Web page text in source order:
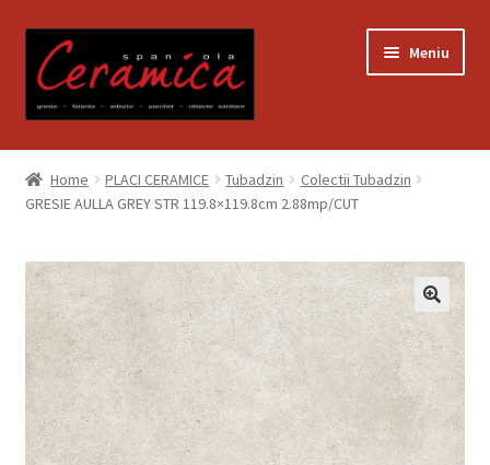
la
navigare
la
conținut
Meniu
Prima pagină
Blog
Contact
Contul meu
Coș
Despre noi
Home PLACI CERAMICE Tubadzin
Colectii Tubadzin
GRESIE AULLA GREY STR 119.8×119.8cm 2.88mp/CUT